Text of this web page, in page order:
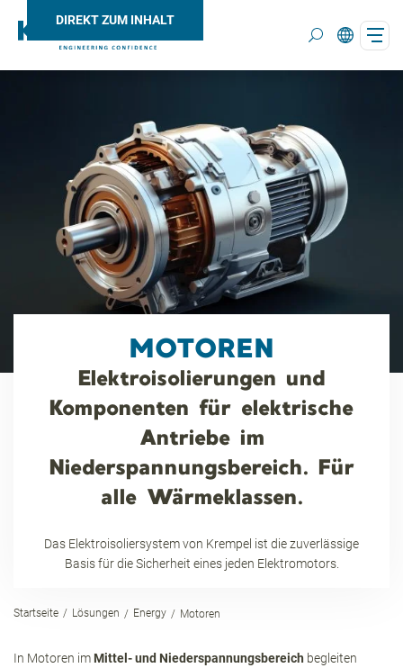
DIREKT ZUM INHALT
MOTOREN
Elektroisolierungen und
Komponenten für elektrische
Antriebe im
Niederspannungsbereich. Für
alle Wärmeklassen.
Das Elektroisoliersystem von Krempel ist die zuverlässige
Basis für die Sicherheit eines jeden Elektromotors.
Startseite Lösungen Energy Motoren
In Motoren im Mittel- und Niederspannungsbereich begleiten